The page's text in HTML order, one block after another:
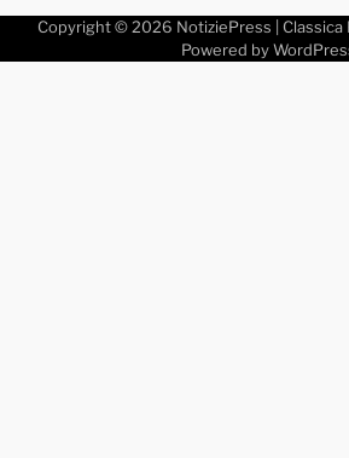
Copyright © 2026 NotiziePress |
Powered by